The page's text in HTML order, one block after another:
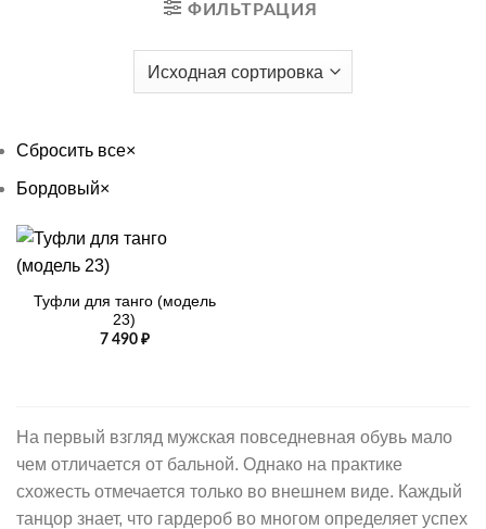
ФИЛЬТРАЦИЯ
Сбросить все×
Бордовый×
Туфли для танго (модель
23)
7 490 ₽
На первый взгляд мужская повседневная обувь мало
чем отличается от бальной. Однако на практике
схожесть отмечается только во внешнем виде. Каждый
танцор знает, что гардероб во многом определяет успех